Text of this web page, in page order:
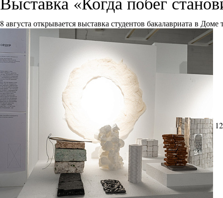
8 августа открывается выставка студентов бакалавриата в